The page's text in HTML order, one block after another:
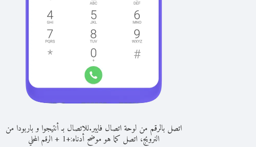
اتصل بالرقم من لوحة اتصال فايبر.للاتصال بـ أنتيجوا و باربودا من
النرويج، اتصل كما هو موضح أدناه:+
1
+الرقم المحلي